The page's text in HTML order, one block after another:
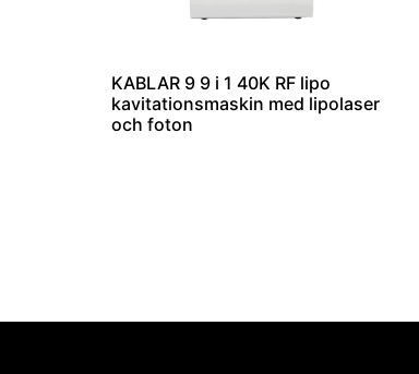
KABLAR 9 9 i 1 40K RF lipo
kavitationsmaskin med lipolaser
och foton